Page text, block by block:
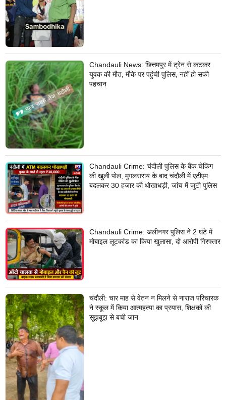
Chandauli News: छित्तमपुर में ट्रेन से कटकर
युवक की मौत, मौके पर पहुंची पुलिस, नहीं हो सकी
पहचान
Chandauli Crime: चंदौली पुलिस के बैंक चेकिंग
की खुली पोल, मुगलसराय के बाद चंदौली में एटीएम
बदलकर 30 हजार की धोखाधड़ी, जांच में जुटी पुलिस
Chandauli Crime: अलीनगर पुलिस ने 2 घंटे में
मोबाइल लूटकांड का किया खुलासा, दो आरोपी गिरफ्तार
चंदौली: चार माह से वेतन न मिलने से नाराज परिचारक
ने स्कूल में किया आत्महत्या का प्रयास, शिक्षकों की
सूझबूझ से बची जान